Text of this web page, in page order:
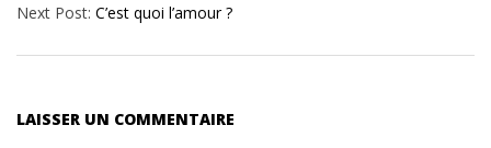
31
Next Post: C’est quoi l’amour ?
LAISSER UN COMMENTAIRE